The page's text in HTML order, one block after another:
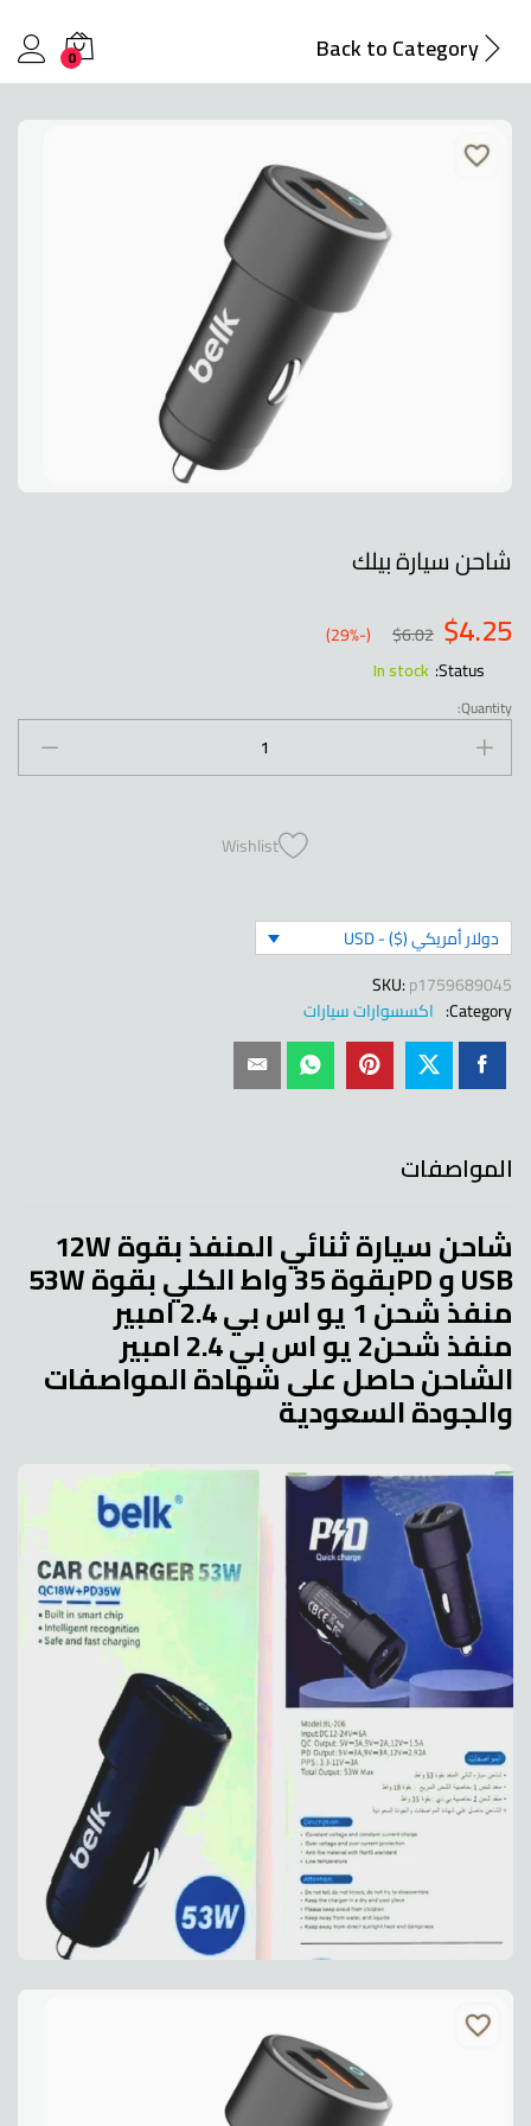
Back toCategory
0
شاحن سيارة بيلك
$4.25
$6.02
(-29%)
Status:
In stock
شاحن
سيارة
Quantity:
Wishlist
دولار أمريكي ($) - USD
SKU:p1759689045
Category: اكسسوارات سيارات
المواصفات
شاحن سيارة ثنائي المنفذ بقوة 12W
USB و PDبقوة 35 واط الكلي بقوة 53W
منفذ شحن 1 يو اس بي 2.4 امبير
منفذ شحن2 يو اس بي 2.4 امبير
الشاحن حاصل على شهادة المواصفات
والجودة السعودية